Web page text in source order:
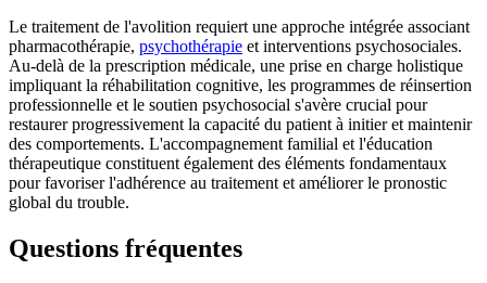
Le traitement de l'avolition requiert une approche intégrée associant
pharmacothérapie, psychothérapie et interventions psychosociales.
Au-delà de la prescription médicale, une prise en charge holistique
impliquant la réhabilitation cognitive, les programmes de réinsertion
professionnelle et le soutien psychosocial s'avère crucial pour
restaurer progressivement la capacité du patient à initier et maintenir
des comportements. L'accompagnement familial et l'éducation
thérapeutique constituent également des éléments fondamentaux
pour favoriser l'adhérence au traitement et améliorer le pronostic
global du trouble.
Questions fréquentes